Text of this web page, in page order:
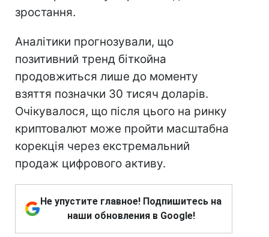
зростання.
Аналітики прогнозували, що
позитивний тренд біткойна
продовжиться лише до моменту
взяття позначки 30 тисяч доларів.
Очікувалося, що після цього на ринку
криптовалют може пройти масштабна
корекція через екстремальний
продаж цифрового активу.
Не упустите главное! Подпишитесь на
наши обновления в Google!